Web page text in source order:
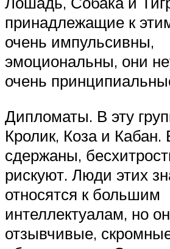
принадлежащие к
очень импульсивны,
эмоциональны, они
очень
Дипломаты. В эту
Кролик, Коза и Кабан.
сдержаны,
рискуют. Люди этих
относятся к большим
интеллектуалам, но
отзывчивые,